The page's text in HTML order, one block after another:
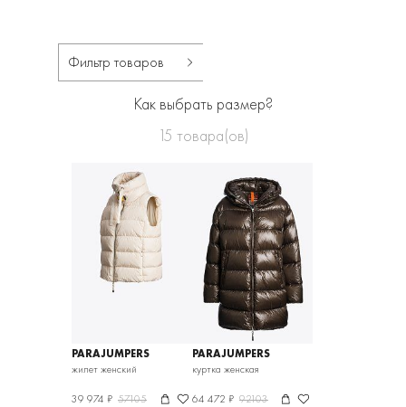
Фильтр товаров
Как выбрать размер?
15 товара(ов)
PARAJUMPERS
жилет женский
39 974 ₽ 57105
PARAJUMPERS
куртка женская
64 472 ₽ 92103